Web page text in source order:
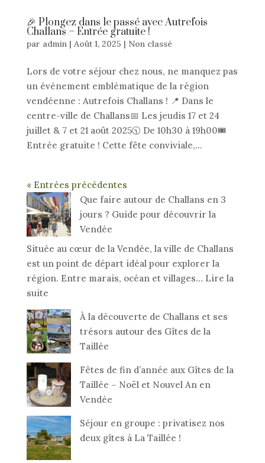
🎉 Plongez dans le passé avec Autrefois
Challans – Entrée gratuite !
par admin| Août 1, 2025 | Non classé
Lors de votre séjour chez nous, ne manquez pas
un événement emblématique de la région
vendéenne : Autrefois Challans ! 📍 Dans le
centre-ville de Challans📅 Les jeudis 17 et 24
juillet & 7 et 21 août 2025🕥 De 10h30 à 19h00🎟️
Entrée gratuite ! Cette fête conviviale,...
« Entrées précédentes
Que faire autour de Challans en 3
jours ? Guide pour découvrir la
Vendée
Située au cœur de la Vendée, la ville de Challans
est un point de départ idéal pour explorer la
région. Entre marais, océan et villages… Lire la
suite:
Que
faire
autour
de
Challans
en
3
jours
?
Guide
pour
À la découverte de Challans et ses
trésors autour des Gîtes de la
Taillée
Fêtes de fin d’année aux Gîtes de la
Taillée – Noël et Nouvel An en
Vendée
Séjour en groupe : privatisez nos
deux gîtes à La Taillée !